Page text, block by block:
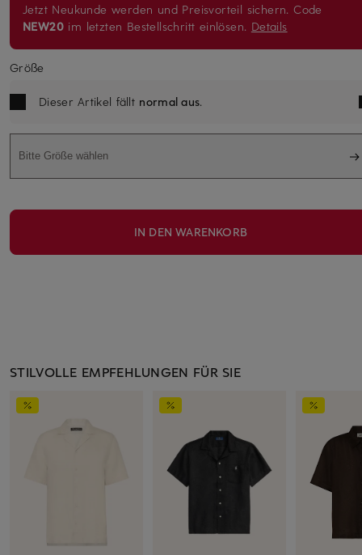
Jetzt Neukunde werden und Preisvorteil sichern. Code
NEW20 im letzten Bestellschritt einlösen. Details
Größe
Dieser Artikel fällt normal aus.
Bitte Größe wählen
IN DEN WARENKORB
STILVOLLE EMPFEHLUNGEN FÜR SIE